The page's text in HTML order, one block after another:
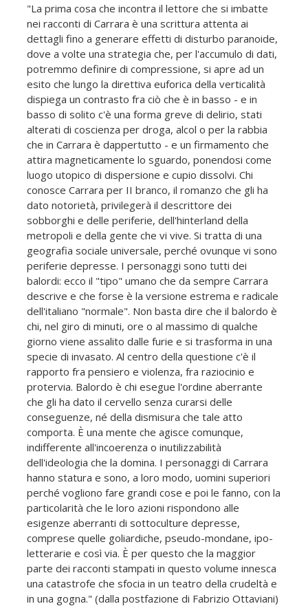
"La prima cosa che incontra il lettore che si imbatte
nei racconti di Carrara è una scrittura attenta ai
dettagli fino a generare effetti di disturbo paranoide,
dove a volte una strategia che, per l'accumulo di dati,
potremmo definire di compressione, si apre ad un
esito che lungo la direttiva euforica della verticalità
dispiega un contrasto fra ciò che è in basso - e in
basso di solito c'è una forma greve di delirio, stati
alterati di coscienza per droga, alcol o per la rabbia
che in Carrara è dappertutto - e un firmamento che
attira magneticamente lo sguardo, ponendosi come
luogo utopico di dispersione e cupio dissolvi. Chi
conosce Carrara per II branco, il romanzo che gli ha
dato notorietà, privilegerà il descrittore dei
sobborghi e delle periferie, dell'hinterland della
metropoli e della gente che vi vive. Si tratta di una
geografia sociale universale, perché ovunque vi sono
periferie depresse. I personaggi sono tutti dei
balordi: ecco il "tipo" umano che da sempre Carrara
descrive e che forse è la versione estrema e radicale
dell'italiano "normale". Non basta dire che il balordo è
chi, nel giro di minuti, ore o al massimo di qualche
giorno viene assalito dalle furie e si trasforma in una
specie di invasato. Al centro della questione c'è il
rapporto fra pensiero e violenza, fra raziocinio e
protervia. Balordo è chi esegue l'ordine aberrante
che gli ha dato il cervello senza curarsi delle
conseguenze, né della dismisura che tale atto
comporta. È una mente che agisce comunque,
indifferente all'incoerenza o inutilizzabilità
dell'ideologia che la domina. I personaggi di Carrara
hanno statura e sono, a loro modo, uomini superiori
perché vogliono fare grandi cose e poi le fanno, con la
particolarità che le loro azioni rispondono alle
esigenze aberranti di sottoculture depresse,
comprese quelle goliardiche, pseudo-mondane, ipo-
letterarie e così via. È per questo che la maggior
parte dei racconti stampati in questo volume innesca
una catastrofe che sfocia in un teatro della crudeltà e
in una gogna." (dalla postfazione di Fabrizio Ottaviani)